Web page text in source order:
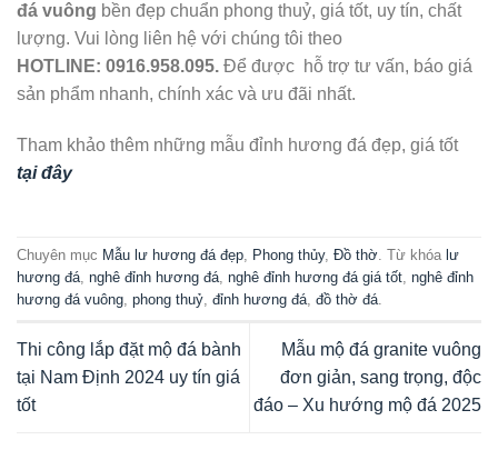
đá vuông bền đẹp chuẩn phong thuỷ, giá tốt, uy tín, chất
lượng. Vui lòng liên hệ với chúng tôi theo
HOTLINE: 0916.958.095. Để được hỗ trợ tư vấn, báo giá
sản phẩm nhanh, chính xác và ưu đãi nhất.
Tham khảo thêm những mẫu đỉnh hương đá đẹp, giá tốt
tại đây
Chuyên mục Mẫu lư hương đá đẹp, Phong thủy, Đồ thờ. Từ khóa lư
hương đá, nghê đỉnh hương đá, nghê đỉnh hương đá giá tốt, nghê đỉnh
hương đá vuông, phong thuỷ, đỉnh hương đá, đồ thờ đá.
Thi công lắp đặt mộ đá bành
tại Nam Định 2024 uy tín giá
tốt
Mẫu mộ đá granite vuông
đơn giản, sang trọng, độc
đáo – Xu hướng mộ đá 2025